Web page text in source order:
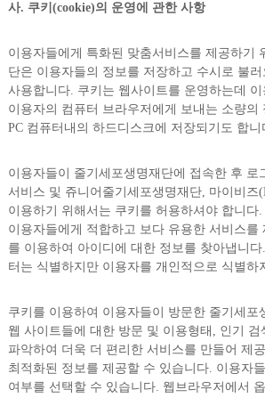
사. 쿠키(cookie)의 운영에 관한 사항
이용자들에게 특화된 맞춤서비스를 제공하기
단은 이용자들의 정보를 저장하고 수시로 불러
사용합니다. 쿠키는 웹사이트를 운영하는데
이용자의 컴퓨터 브라우저에게 보내는 소량의
PC 컴퓨터내의 하드디스크에 저장되기도 합니
이용자들이 줄기세포생명재단에 접속한 후 로
서비스 및 쥬니어줄기세포생명재단, 마이비즈
이용하기 위해서는 쿠키를 허용하셔야 합니다
이용자들에게 적합하고 보다 유용한 서비스를
를 이용하여 아이디에 대한 정보를 찾아냅니
터는 식별하지만 이용자를 개인적으로 식별하
쿠키를 이용하여 이용자들이 방문한 줄기세포
웹 사이트들에 대한 방문 및 이용형태, 인기
파악하여 더욱 더 편리한 서비스를 만들어 제
최적화된 정보를 제공할 수 있습니다. 이용자
여부를 선택할 수 있습니다. 웹브라우저에서